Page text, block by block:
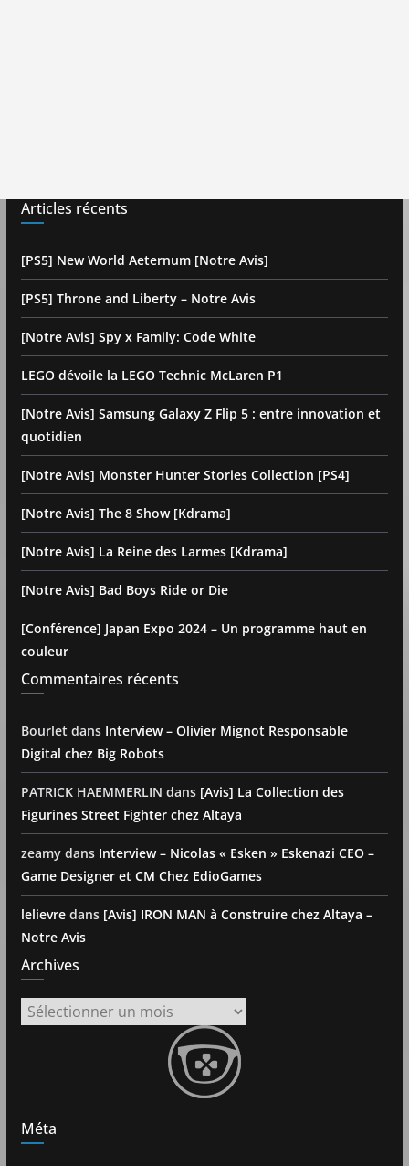
Articles récents
[PS5] New World Aeternum [Notre Avis]
[PS5] Throne and Liberty – Notre Avis
[Notre Avis] Spy x Family: Code White
LEGO dévoile la LEGO Technic McLaren P1
[Notre Avis] Samsung Galaxy Z Flip 5 : entre innovation et
quotidien
[Notre Avis] Monster Hunter Stories Collection [PS4]
[Notre Avis] The 8 Show [Kdrama]
[Notre Avis] La Reine des Larmes [Kdrama]
[Notre Avis] Bad Boys Ride or Die
[Conférence] Japan Expo 2024 – Un programme haut en
couleur
Commentaires récents
Bourlet dans Interview – Olivier Mignot Responsable
Digital chez Big Robots
PATRICK HAEMMERLIN dans [Avis] La Collection des
Figurines Street Fighter chez Altaya
zeamydans Interview – Nicolas « Esken » Eskenazi CEO –
Game Designer et CM Chez EdioGames
lelievredans [Avis] IRON MAN à Construire chez Altaya –
Notre Avis
Archives
Archives
Méta